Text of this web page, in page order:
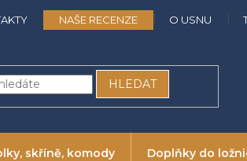
NAŠE RECENZE O USNU
HLEDAT
skříně, komody Doplňky do